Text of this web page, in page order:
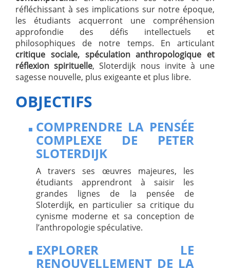
réfléchissant à ses implications sur notre époque,
les étudiants acquerront une compréhension
approfondie des défis intellectuels et
philosophiques de notre temps. En articulant
critique sociale, spéculation anthropologique et
réflexion spirituelle, Sloterdijk nous invite à une
sagesse nouvelle, plus exigeante et plus libre.
OBJECTIFS
COMPRENDRE LA PENSÉE
COMPLEXE DE PETER
SLOTERDIJK
A travers ses œuvres majeures, les
étudiants apprendront à saisir les
grandes lignes de la pensée de
Sloterdijk, en particulier sa critique du
cynisme moderne et sa conception de
l’anthropologie spéculative.
EXPLORER LE
RENOUVELLEMENT DE LA